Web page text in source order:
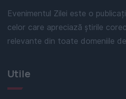
Evenimentul Zilei este o
celor care apreciază știrile
relevante din toate domeniile
Utile